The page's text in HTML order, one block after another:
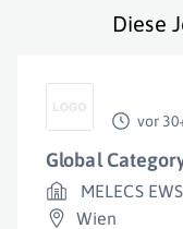
Diese
vor
Global
MELECS
Wien